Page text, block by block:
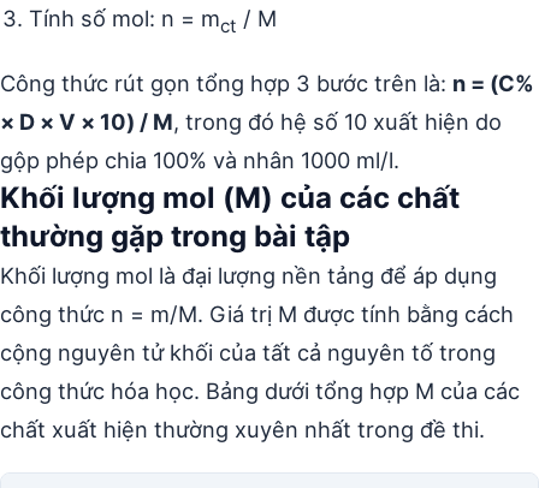
Tính số mol: n = mct / M
Công thức rút gọn tổng hợp 3 bước trên là: n = (C%
× D × V × 10) / M, trong đó hệ số 10 xuất hiện do
gộp phép chia 100% và nhân 1000 ml/l.
Khối lượng mol (M) của các chất
thường gặp trong bài tập
Khối lượng mol là đại lượng nền tảng để áp dụng
công thức n = m/M. Giá trị M được tính bằng cách
cộng nguyên tử khối của tất cả nguyên tố trong
công thức hóa học. Bảng dưới tổng hợp M của các
chất xuất hiện thường xuyên nhất trong đề thi.